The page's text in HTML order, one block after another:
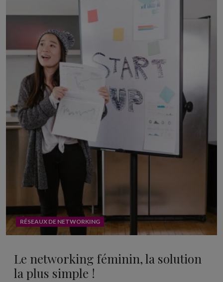
RÉSEAUX DE NETWORKING
Le networking féminin, la solution
la plus simple !